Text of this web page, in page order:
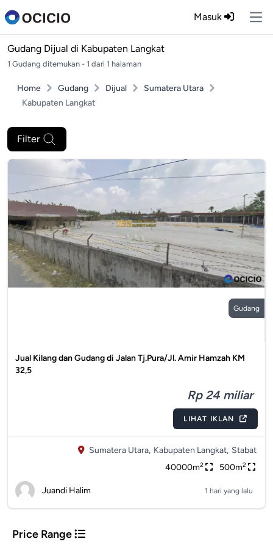
Masuk
Gudang Dijual di Kabupaten Langkat
1 Gudang ditemukan - 1 dari 1 halaman
Home Gudang Dijual
Sumatera Utara
Kabupaten Langkat
Filter
Gudang
Jual Kilang dan Gudang di Jalan Tj.Pura/Jl. Amir Hamzah KM
32,5
Rp 24 miliar
LIHAT IKLAN
Sumatera Utara, Kabupaten Langkat, Stabat
40000m2 500m2
Juandi Halim 1 hari yang lalu
Price Range